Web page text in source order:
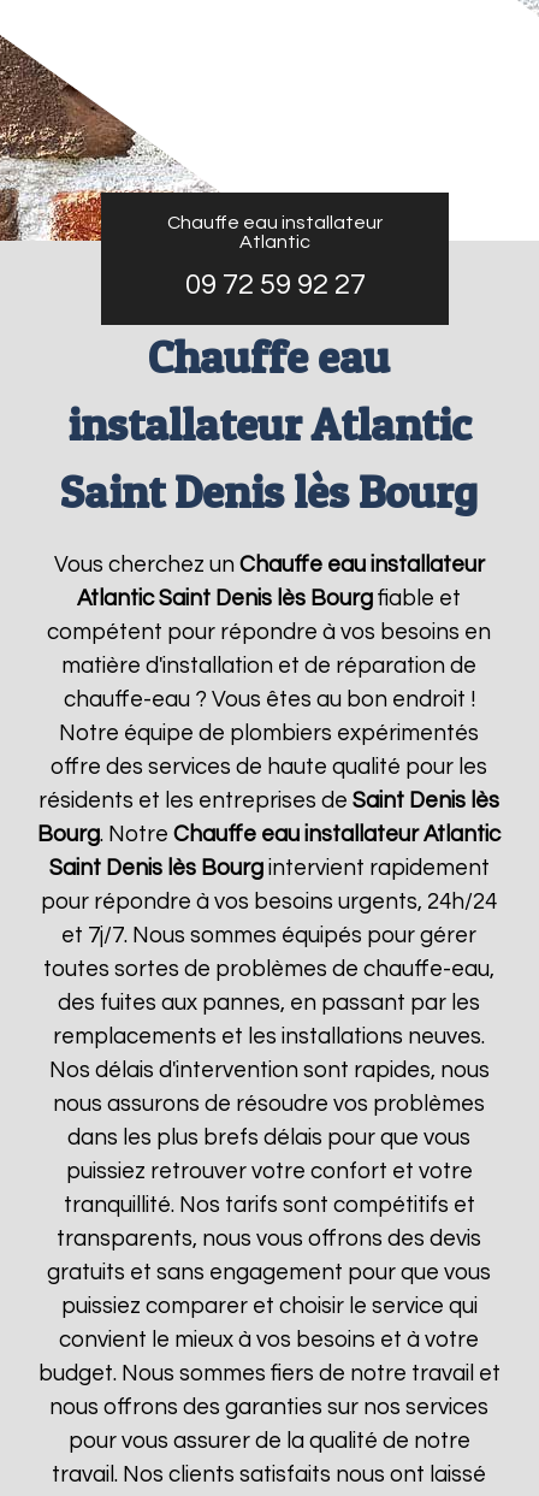
Chauffe eau installateur
Atlantic
09 72 59 92 27
Chauffe eau
installateur Atlantic
Saint Denis lès Bourg
Vous cherchez un Chauffe eau installateur
Atlantic Saint Denis lès Bourg fiable et
compétent pour répondre à vos besoins en
matière d'installation et de réparation de
chauffe-eau ? Vous êtes au bon endroit !
Notre équipe de plombiers expérimentés
offre des services de haute qualité pour les
résidents et les entreprises deSaint Denis lès
Bourg. NotreChauffe eau installateur Atlantic
Saint Denis lès Bourgintervient rapidement
pour répondre à vos besoins urgents, 24h/24
et 7j/7. Nous sommes équipés pour gérer
toutes sortes de problèmes de chauffe-eau,
des fuites aux pannes, en passant par les
remplacements et les installations neuves.
Nos délais d'intervention sont rapides, nous
nous assurons de résoudre vos problèmes
dans les plus brefs délais pour que vous
puissiez retrouver votre confort et votre
tranquillité. Nos tarifs sont compétitifs et
transparents, nous vous offrons des devis
gratuits et sans engagement pour que vous
puissiez comparer et choisir le service qui
convient le mieux à vos besoins et à votre
budget. Nous sommes fiers de notre travail et
nous offrons des garanties sur nos services
pour vous assurer de la qualité de notre
travail. Nos clients satisfaits nous ont laissé